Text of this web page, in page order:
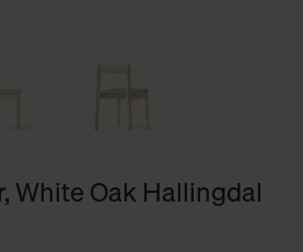
White Oak Hallingdal